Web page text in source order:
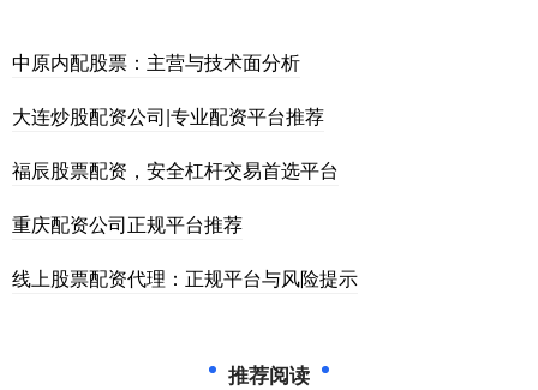
中原内配股票：主营与技术面分析
大连炒股配资公司|专业配资平台推荐
福辰股票配资，安全杠杆交易首选平台
重庆配资公司正规平台推荐
线上股票配资代理：正规平台与风险提示
推荐阅读